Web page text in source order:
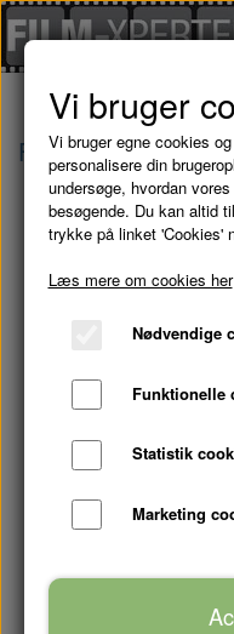
Forside Brugte
Vi bruger
Vi bruger egne cookies
personalisere din
undersøge, hvordan
besøgende. Du kan altid
trykke på linket 'Cookies'
Læs mere om cookies her
Nødvendige
Funktionelle
Statistik
Marketing